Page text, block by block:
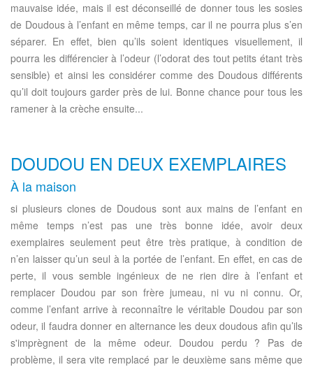
mauvaise idée, mais il est déconseillé de donner tous les sosies
de Doudous à l’enfant en même temps, car il ne pourra plus s’en
séparer. En effet, bien qu’ils soient identiques visuellement, il
pourra les différencier à l’odeur (l’odorat des tout petits étant très
sensible) et ainsi les considérer comme des Doudous différents
qu’il doit toujours garder près de lui. Bonne chance pour tous les
ramener à la crèche ensuite...
DOUDOU EN DEUX EXEMPLAIRES
À la maison
si plusieurs clones de Doudous sont aux mains de l’enfant en
même temps n’est pas une très bonne idée, avoir deux
exemplaires seulement peut être très pratique, à condition de
n’en laisser qu’un seul à la portée de l’enfant. En effet, en cas de
perte, il vous semble ingénieux de ne rien dire à l’enfant et
remplacer Doudou par son frère jumeau, ni vu ni connu. Or,
comme l’enfant arrive à reconnaître le véritable Doudou par son
odeur, il faudra donner en alternance les deux doudous afin qu’ils
s'imprègnent de la même odeur. Doudou perdu ? Pas de
problème, il sera vite remplacé par le deuxième sans même que